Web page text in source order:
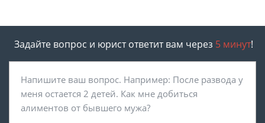
Задайте вопрос и юрист ответит вам через 5 минут!